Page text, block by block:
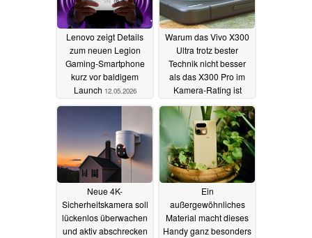
Lenovo zeigt Details
zum neuen Legion
Gaming-Smartphone
kurz vor baldigem
Launch 12.05.2026
Warum das Vivo X300
Ultra trotz bester
Technik nicht besser
als das X300 Pro im
Kamera-Rating ist
12.05.2026
Neue 4K-
Sicherheitskamera soll
lückenlos überwachen
und aktiv abschrecken
Ein
außergewöhnliches
Material macht dieses
Handy ganz besonders